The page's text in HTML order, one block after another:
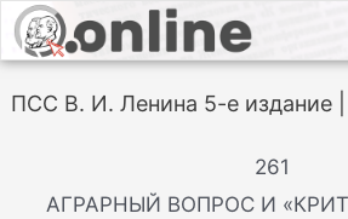
ПСС В. И. Ленина 5-е издание
261
АГРАРНЫЙ ВОПРОС И